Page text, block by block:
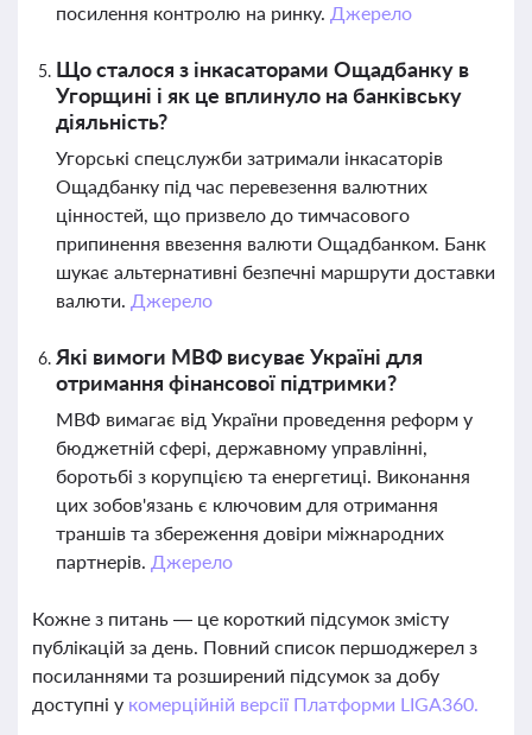
посилення контролю на ринку. Джерело
Що сталося з інкасаторами Ощадбанку в
Угорщині і як це вплинуло на банківську
діяльність?
Угорські спецслужби затримали інкасаторів
Ощадбанку під час перевезення валютних
цінностей, що призвело до тимчасового
припинення ввезення валюти Ощадбанком. Банк
шукає альтернативні безпечні маршрути доставки
валюти. Джерело
Які вимоги МВФ висуває Україні для
отримання фінансової підтримки?
МВФ вимагає від України проведення реформ у
бюджетній сфері, державному управлінні,
боротьбі з корупцією та енергетиці. Виконання
цих зобов'язань є ключовим для отримання
траншів та збереження довіри міжнародних
партнерів. Джерело
Кожне з питань — це короткий підсумок змісту
публікацій за день. Повний список першоджерел з
посиланнями та розширений підсумок за добу
доступні у комерційній версії Платформи LIGA360.